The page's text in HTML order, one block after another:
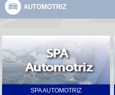
AUTOMOTRIZ
SPA AUTOMOTRIZ